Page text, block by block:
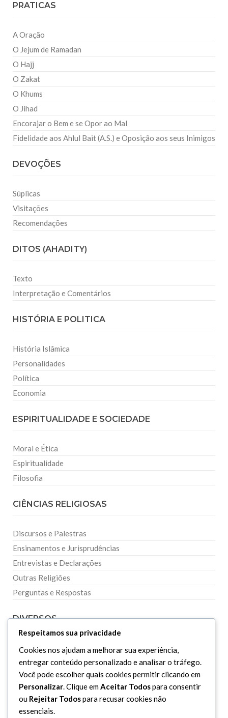
PRATICAS
A Oração
O Jejum de Ramadan
O Hajj
O Zakat
O Khums
O Jihad
Encorajar o Bem e se Opor ao Mal
Fidelidade aos Ahlul Bait (A.S.) e Oposição aos seus Inimigos
DEVOÇÕES
Súplicas
Visitações
Recomendações
DITOS (AHADITY)
Texto
Interpretação e Comentários
HISTÓRIA E POLITICA
História Islâmica
Personalidades
Política
Economia
ESPIRITUALIDADE E SOCIEDADE
Moral e Ética
Espiritualidade
Filosofia
CIÊNCIAS RELIGIOSAS
Discursos e Palestras
Ensinamentos e Jurisprudências
Entrevistas e Declarações
Outras Religiões
Perguntas e Respostas
DIVERSOS
Curiosidades
Dicionário Islâmico
Downloads
Respeitamos sua privacidade
Cookies nos ajudam a melhorar sua experiência,
entregar conteúdo personalizado e analisar o tráfego.
Você pode escolher quais cookies permitir clicando em
Personalizar. Clique emAceitar Todospara consentir
ou Rejeitar Todospara recusar cookies não
essenciais.